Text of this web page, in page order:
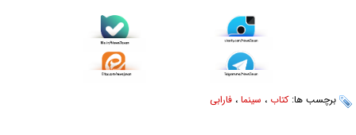
برچسب ها:کتاب ، سینما ، فارابی